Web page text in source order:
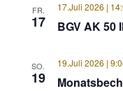
FR.
17 BGV AK 50
17.Juli 2026 |
SO.
19
19.Juli 2026 |